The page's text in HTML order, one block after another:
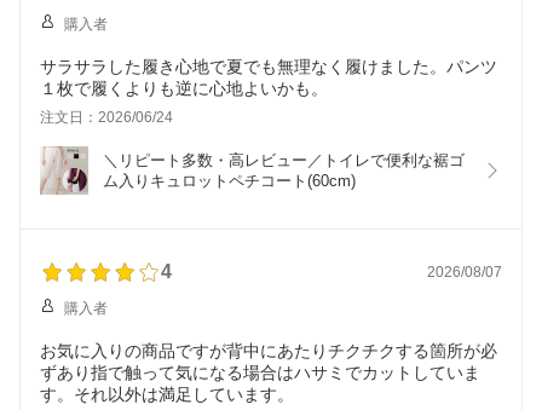
購入者
サラサラした履き心地で夏でも無理なく履けました。パンツ
１枚で履くよりも逆に心地よいかも。
注文日：2026/06/24
＼リピート多数・高レビュー／トイレで便利な裾ゴ
ム入りキュロットペチコート(60cm)
4 2026/08/07
購入者
お気に入りの商品ですが背中にあたりチクチクする箇所が必
ずあり指で触って気になる場合はハサミでカットしていま
す。それ以外は満足しています。